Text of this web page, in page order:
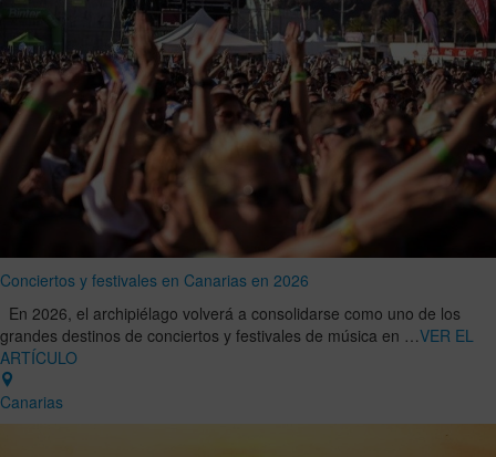
Conciertos y festivales en Canarias en 2026
En 2026, el archipiélago volverá a consolidarse como uno de los
grandes destinos de conciertos y festivales de música en …VER EL
ARTÍCULO
Canarias